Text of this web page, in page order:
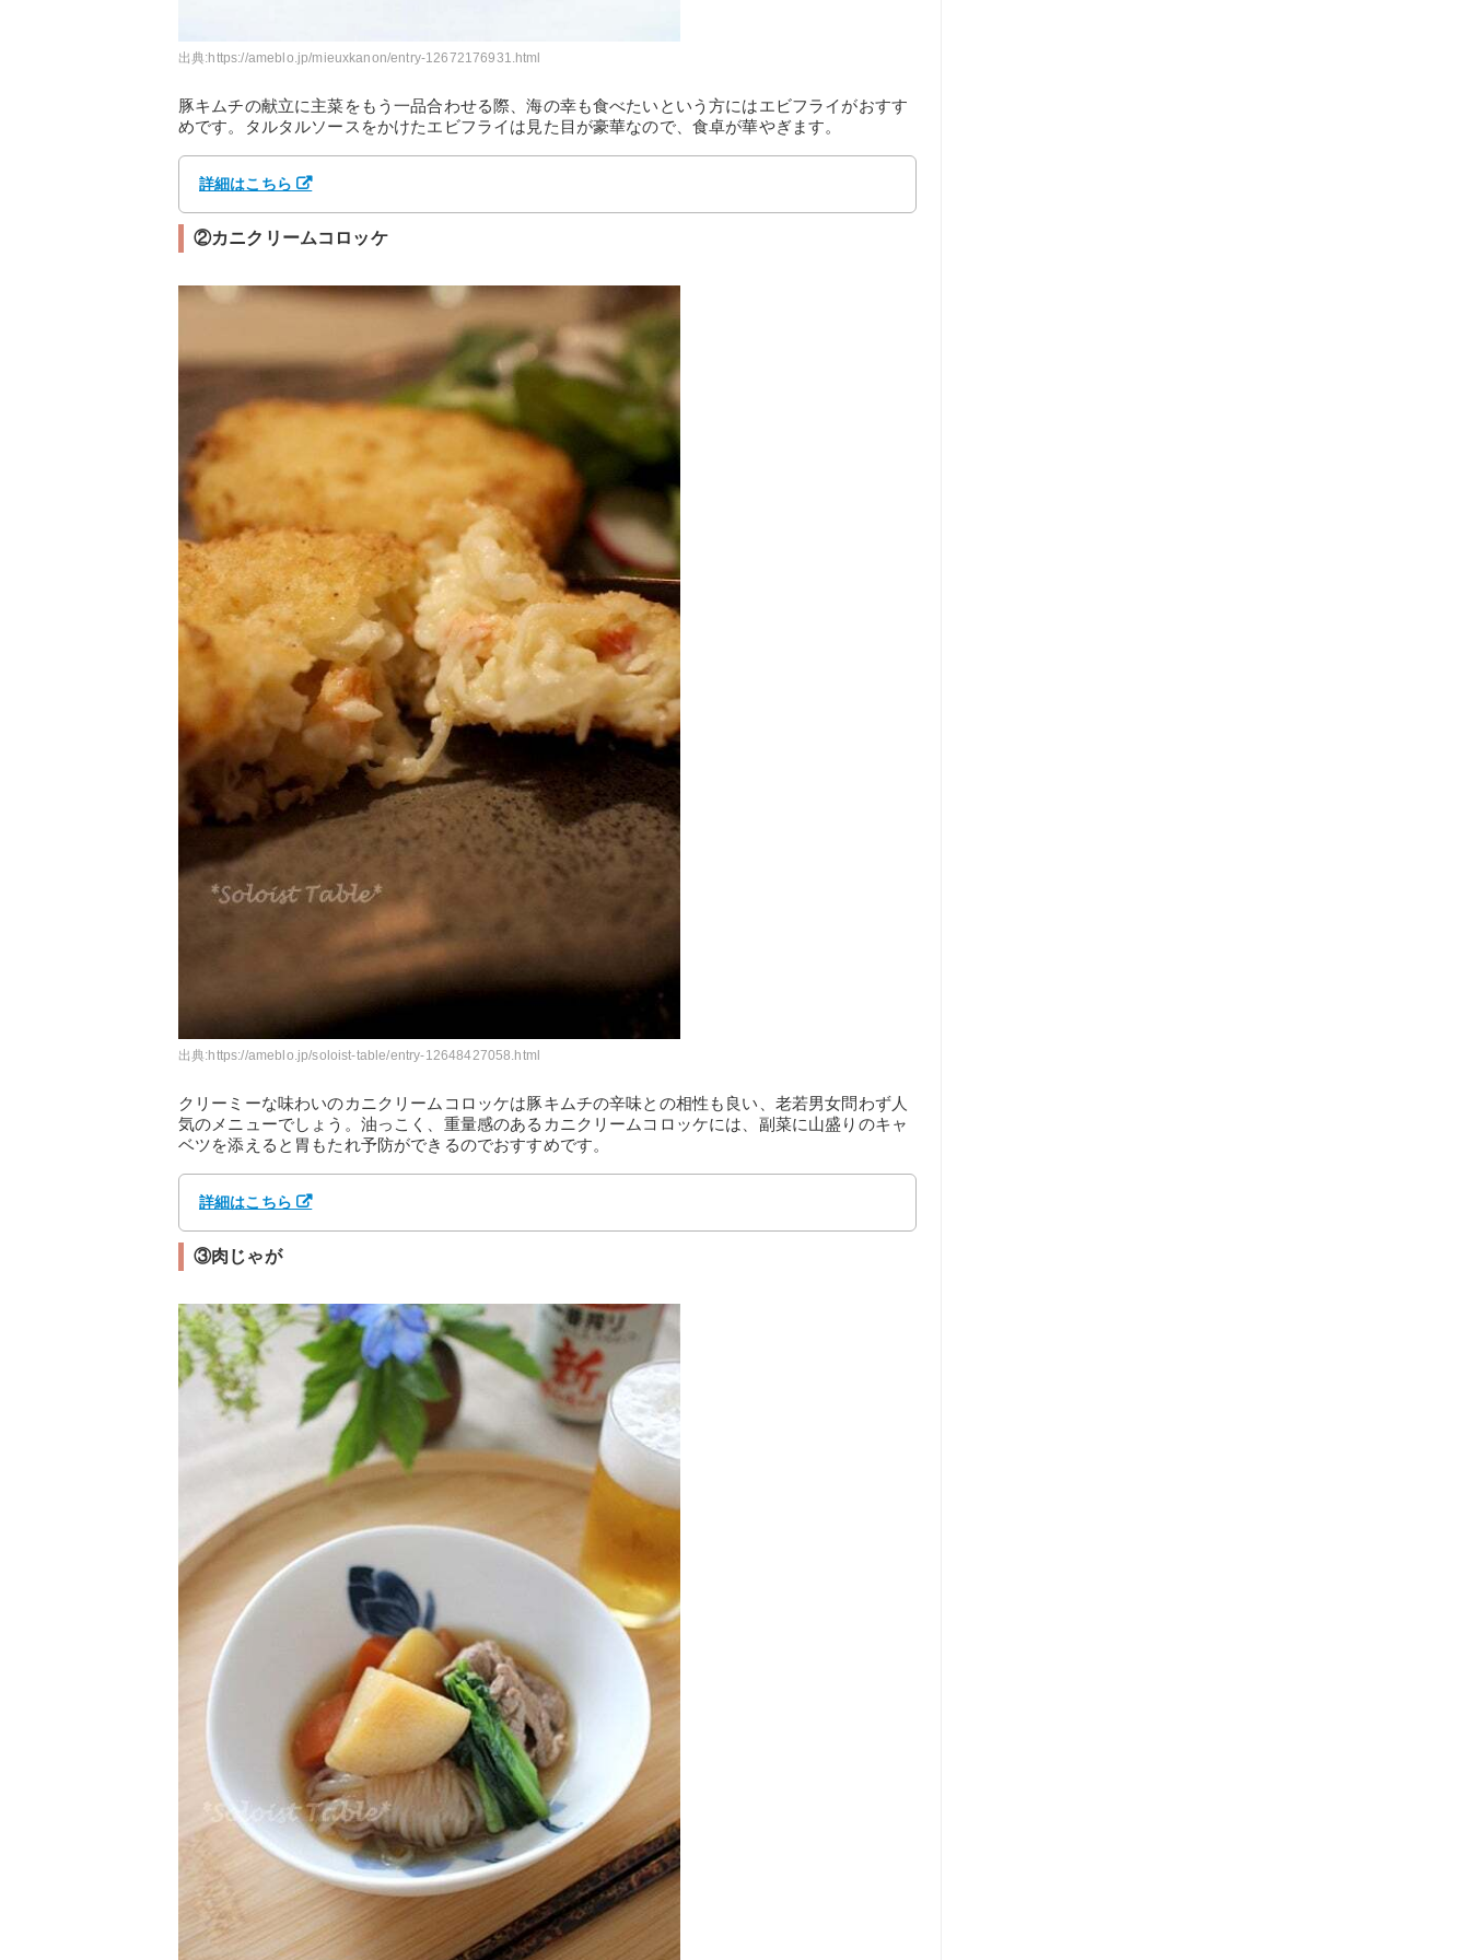
出典:https://ameblo.jp/mieuxkanon/entry-12672176931.html
豚キムチの献立に主菜をもう一品合わせる際、海の幸も食べたいという方にはエビフライがおすす
めです。タルタルソースをかけたエビフライは見た目が豪華なので、食卓が華やぎます。
詳細はこちら
②カニクリームコロッケ
出典:https://ameblo.jp/soloist-table/entry-12648427058.html
クリーミーな味わいのカニクリームコロッケは豚キムチの辛味との相性も良い、老若男女問わず人
気のメニューでしょう。油っこく、重量感のあるカニクリームコロッケには、副菜に山盛りのキャ
ベツを添えると胃もたれ予防ができるのでおすすめです。
詳細はこちら
③肉じゃが